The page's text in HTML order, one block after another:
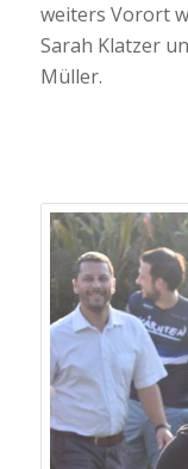
weiters Vorort
Sarah Klatzer
Müller.